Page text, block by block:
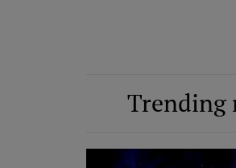
Trending